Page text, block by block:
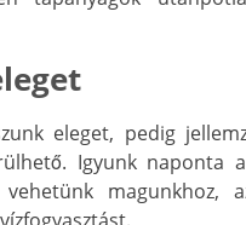
eleget, pedig
Igyunk naponta
magunkhoz,